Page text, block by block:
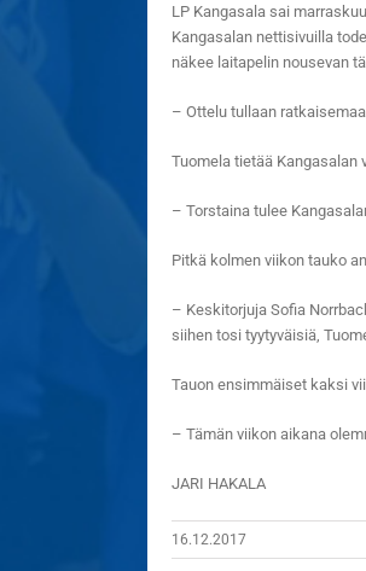
LP Kangasala sai
Kangasalan nettisivuilla
näkee laitapelin nousevan
– Ottelu tullaan
Tuomela tietää
– Torstaina tulee
Pitkä kolmen viikon tauko
– Keskitorjuja Sofia
siihen tosi tyytyväisiä,
Tauon ensimmäiset kaksi
– Tämän viikon aikana
JARI HAKALA
16.12.2017